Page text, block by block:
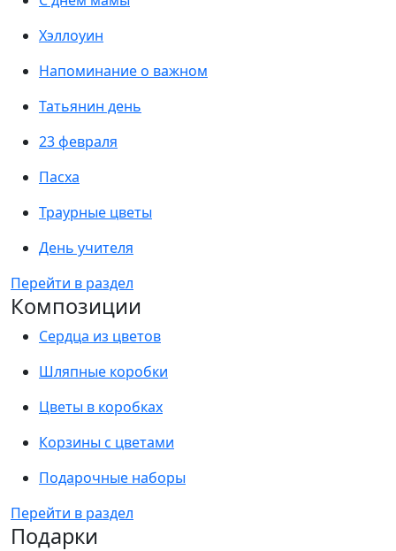
Хэллоуин
Напоминание о важном
Татьянин день
23 февраля
Пасха
Траурные цветы
День учителя
Перейти в раздел
Композиции
Сердца из цветов
Шляпные коробки
Цветы в коробках
Корзины с цветами
Подарочные наборы
Перейти в раздел
Подарки